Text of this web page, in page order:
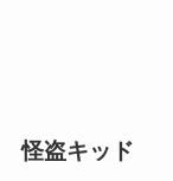
怪盗キッド